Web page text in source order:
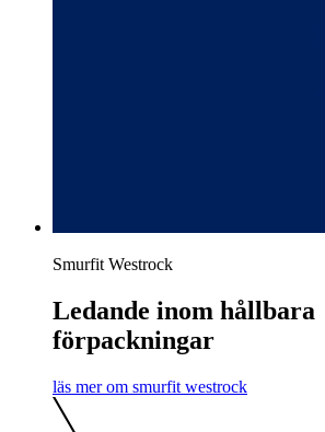
Smurfit Westrock
Ledande inom hållbara
förpackningar
läs mer om smurfit westrock